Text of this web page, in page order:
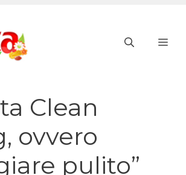
Clean
ovvero
pulito”